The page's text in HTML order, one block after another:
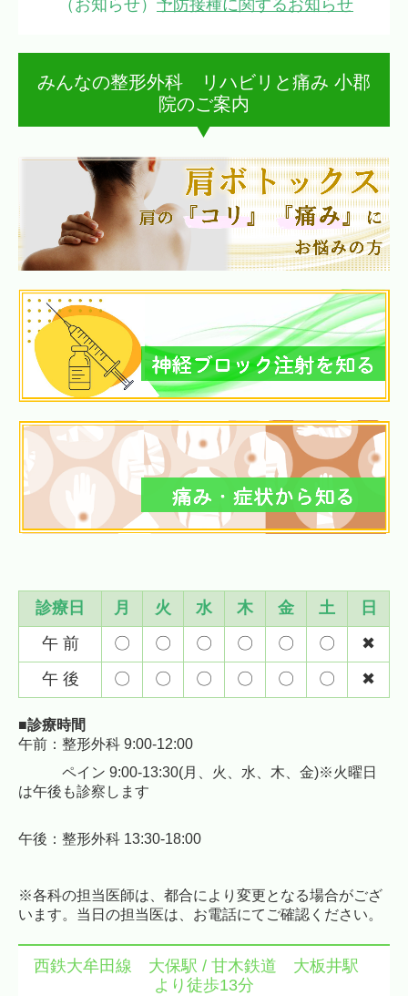
（お知らせ） 予防接種に関するお知らせ
みんなの整形外科 リハビリと痛み 小郡
院のご案内
診療日 月 火 水 木 金 土
日
午 前
〇 〇 〇 〇 〇 〇
✖
午 後
〇 〇 〇 〇 〇 〇 ✖
■診療時間
午前： 整形外科 9:00-12:00
ペイン 9:00-13:30(月、火、水、木、金)※火曜日
は午後も診察します
午後 ： 整形外科 13:30-18:00
※各科の担当医師は、都合により変更となる場合がござ
います。当日の担当医は、お電話にてご確認ください。
西鉄大牟田線 大保駅 / 甘木鉄道 大板井駅
より徒歩13分